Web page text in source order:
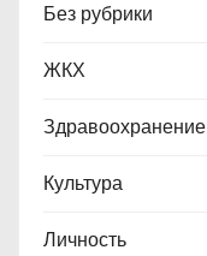
Без рубрики
ЖКХ
Здравоохранение
Культура
Личность